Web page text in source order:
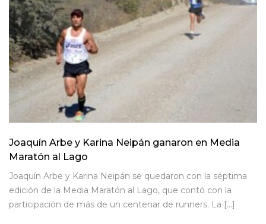
Joaquín Arbe y Karina Neipán ganaron en Media
Maratón al Lago
Joaquín Arbe y Karina Neipán se quedaron con la séptima
edición de la Media Maratón al Lago, que contó con la
participación de más de un centenar de runners. La […]